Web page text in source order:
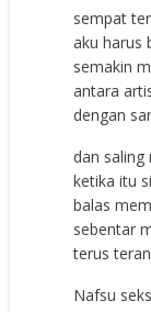
sempat
aku harus
semakin
antara
dengan
dan
ketika itu
balas
sebentar
terus
Nafsu